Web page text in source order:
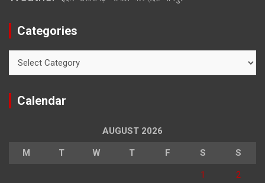
Categories
Calendar
AUGUST 2026
M T W T F S S
1 2